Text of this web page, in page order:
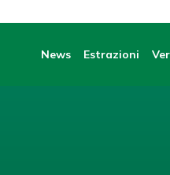
News Estrazioni